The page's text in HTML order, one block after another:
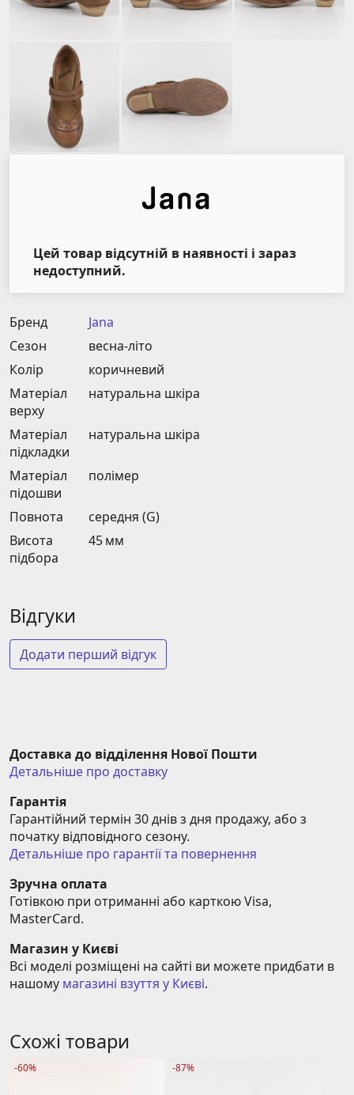
Цей товар відсутній в наявності і зараз
недоступний.
Бренд
Jana
Сезон
весна-літо
Колір
коричневий
Матеріал
верху
натуральна шкіра
Матеріал
підкладки
натуральна шкіра
Матеріал
підошви
полімер
Повнота
середня (G)
Висота
підбора
45 мм
Відгуки
Додати перший відгук
Доставка до відділення Нової Пошти
Детальніше про доставку
Гарантія
Гарантійний термін 30 днів з дня продажу, або з
початку відповідного сезону.
Детальніше про гарантії та повернення
Зручна оплата
Готівкою при отриманні або карткою Visa,
MasterCard.
Магазин у Києві
Всі моделі розміщені на сайті ви можете придбати в
нашому магазині взуття у Києві.
Схожі товари
-60% -87%